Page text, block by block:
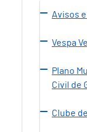
Avisos
Vespa
Plano
Civil de
Clube